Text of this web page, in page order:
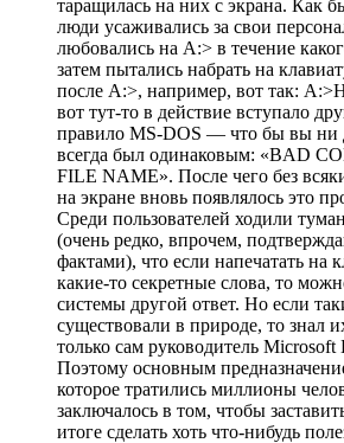
таращилась на них с экрана. Как
люди усаживались за свои
любовались на A:> в течение
затем пытались набрать на
после A:>, например, вот так:
вот тут-то в действие вступало
правило MS-DOS — что бы вы ни
всегда был одинаковым: «BAD
FILE NAME». После чего без
на экране вновь появлялось это
Среди пользователей ходили
(очень редко, впрочем,
фактами), что если напечатать на
какие-то секретные слова, то
системы другой ответ. Но если
существовали в природе, то знал
только сам руководитель Microsoft
Поэтому основным
которое тратились миллионы
заключалось в том, чтобы
итоге сделать хоть что-нибудь